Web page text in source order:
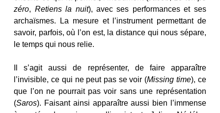
zéro, Retiens la nuit), avec ses performances et ses
archaïsmes. La mesure et l’instrument permettant de
savoir, parfois, où l’on est, la distance qui nous sépare,
le temps qui nous relie.
Il s’agit aussi de représenter, de faire apparaître
l’invisible, ce qui ne peut pas se voir (Missing time), ce
que l’on ne pourrait pas voir sans une représentation
(Saros). Faisant ainsi apparaître aussi bien l’immense